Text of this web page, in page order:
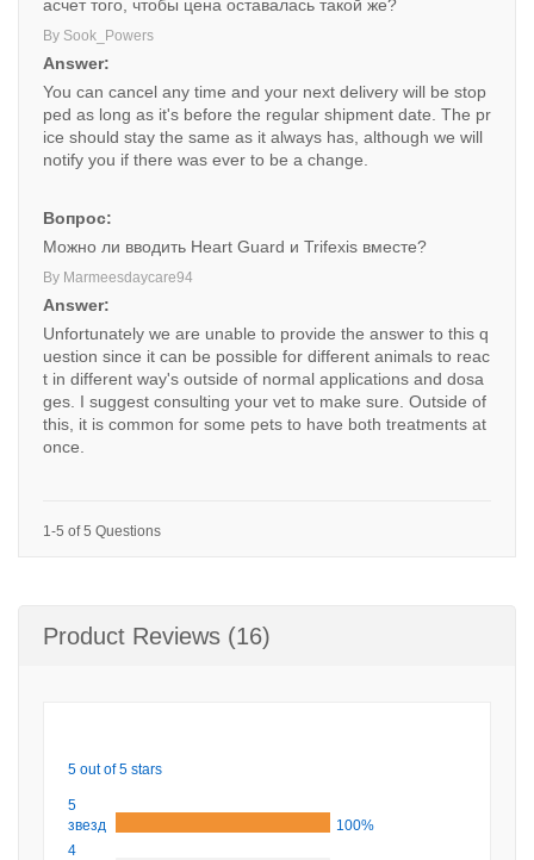
асчет того, чтобы цена оставалась такой же?
By Sook_Powers
Answer:
You can cancel any time and your next delivery will be stop
ped as long as it's before the regular shipment date. The pr
ice should stay the same as it always has, although we will
notify you if there was ever to be a change.
Вопрос:
Можно ли вводить Heart Guard и Trifexis вместе?
By Marmeesdaycare94
Answer:
Unfortunately we are unable to provide the answer to this q
uestion since it can be possible for different animals to reac
t in different way's outside of normal applications and dosa
ges. I suggest consulting your vet to make sure. Outside of
this, it is common for some pets to have both treatments at
once.
1-5 of 5 Questions
Product Reviews (16)
5 out of 5 stars
5
звезд
100%
4